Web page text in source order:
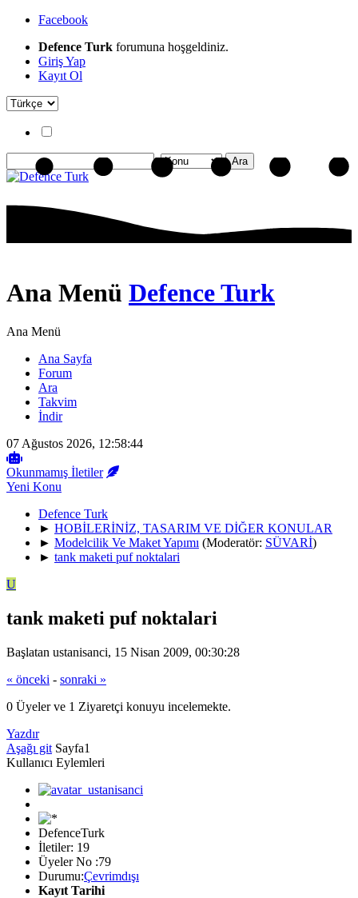
Facebook
Defence Turk forumuna hoşgeldiniz.
Giriş Yap
Kayıt Ol
Ana Menü Defence Turk
Ana Menü
Ana Sayfa
Forum
Ara
Takvim
İndir
07 Ağustos 2026, 12:58:44
Okunmamış İletiler
Yeni Konu
Defence Turk
► HOBİLERİNİZ, TASARIM VE DİĞER KONULAR
► Modelcilik Ve Maket Yapımı (Moderatör: SÜVARİ)
► tank maketi puf noktalari
U
tank maketi puf noktalari
Başlatan ustanisanci, 15 Nisan 2009, 00:30:28
« önceki - sonraki »
0 Üyeler ve 1 Ziyaretçi konuyu incelemekte.
Yazdır
Aşağı git Sayfa1
Kullanıcı Eylemleri
DefenceTurk
İletiler: 19
Üyeler No :79
Durumu:Çevrimdışı
Kayıt Tarihi